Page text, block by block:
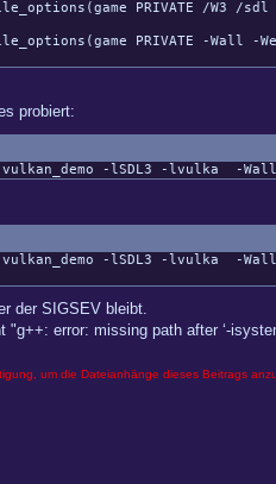
PRIVATE /W3 /
PRIVATE -Wall -
probiert:
vulkan_demo -lSDL3 -lvulka -Wall
vulkan_demo -lSDL3 -lvulka -Wall
der SIGSEV bleibt.
"g++: error: missing path after ‘-
um die Dateianhänge dieses Beitrags